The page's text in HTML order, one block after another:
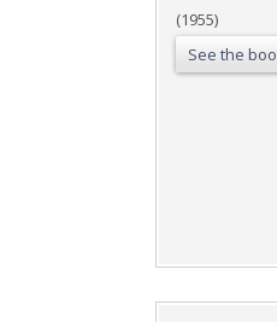
(1955)
See the